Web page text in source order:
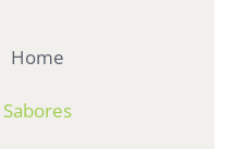
Home
Sabores